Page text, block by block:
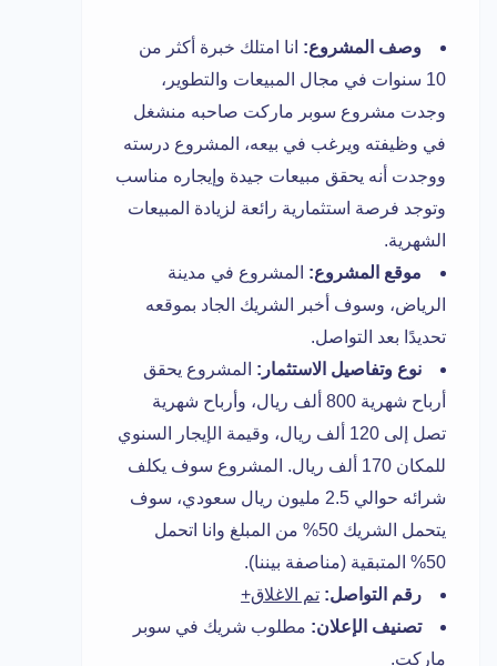
وصف المشروع: انا امتلك خبرة أكثر من
10 سنوات في مجال المبيعات والتطوير،
وجدت مشروع سوبر ماركت صاحبه منشغل
في وظيفته ويرغب في بيعه، المشروع درسته
ووجدت أنه يحقق مبيعات جيدة وإيجاره مناسب
وتوجد فرصة استثمارية رائعة لزيادة المبيعات
الشهرية.
موقع المشروع: المشروع في مدينة
الرياض، وسوف أخبر الشريك الجاد بموقعه
تحديدًا بعد التواصل.
نوع وتفاصيل الاستثمار: المشروع يحقق
أرباح شهرية 800 ألف ريال، وأرباح شهرية
تصل إلى 120 ألف ريال، وقيمة الإيجار السنوي
للمكان 170 ألف ريال. المشروع سوف يكلف
شرائه حوالي 2.5 مليون ريال سعودي، سوف
يتحمل الشريك 50% من المبلغ وانا اتحمل
50% المتبقية (مناصفة بيننا).
رقم التواصل: تم الاغلاق+
تصنيف الإعلان: مطلوب شريك في سوبر
ماركت.